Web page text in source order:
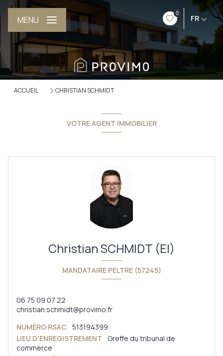
0
FR
MENU
ACCUEIL CHRISTIAN SCHMIDT
VOTRE AGENT IMMOBILIER
Christian SCHMIDT (EI)
MANDATAIRE PELTRE (57245)
06 75 09 07 22
christian.schmidt@provimo.fr
NUMÉRO RSAC
513194399
LIEU D'ENREGISTREMENT
Greffe du tribunal de
commerce